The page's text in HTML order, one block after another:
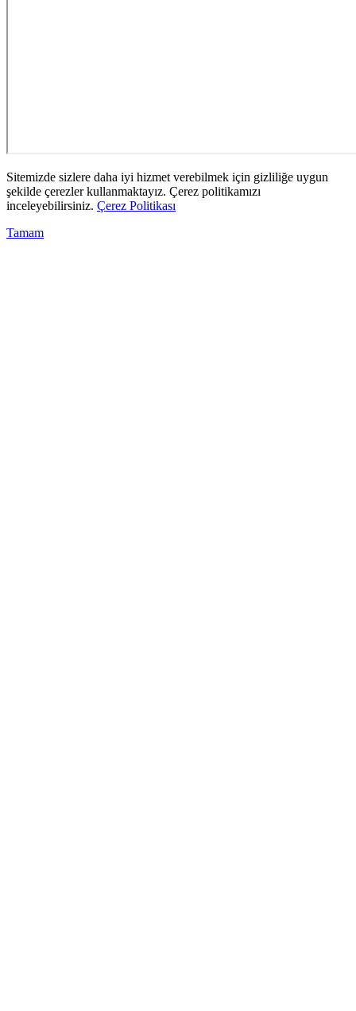
Sitemizde sizlere daha iyi hizmet verebilmek için gizliliğe uygun
şekilde çerezler kullanmaktayız. Çerez politikamızı
inceleyebilirsiniz. Çerez Politikası
Tamam